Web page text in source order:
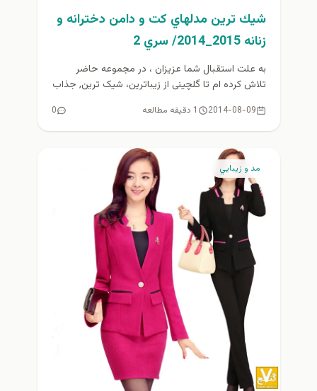
شيك ترين مدلهاي كت و دامن دخترانه و
زنانه 2015_2014/ سري 2
به علت استقبال شما عزيزان ، در مجموعه حاضر
تلاش كرده ام تا گلچینی از زیباترین، شیک ترین, جذاب
2014-08-09 1 دقیقه مطالعه 0
مد و زيبايي